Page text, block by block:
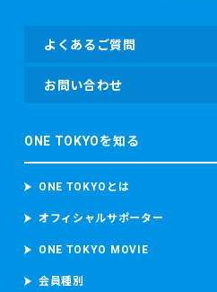
よくあるご質問
お問い合わせ
ONE TOKYOを知る
ONE TOKYOとは
オフィシャルサポーター
ONE TOKYO MOVIE
会員種別